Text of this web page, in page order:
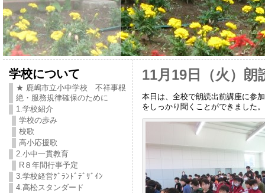
学校について
★ 鹿嶋市立小中学校 不祥事根
絶・服務規律確保のために
1.学校紹介
学校の歩み
校歌
高小応援歌
2.小中一貫教育
R８年間行事予定
3.学校経営ｸﾞﾗﾝﾄﾞﾃﾞｻﾞｲﾝ
4.高松スタンダード
11月19日（火）朗
本日は、全校で朗読出前講座に参
をしっかり聞くことができました。